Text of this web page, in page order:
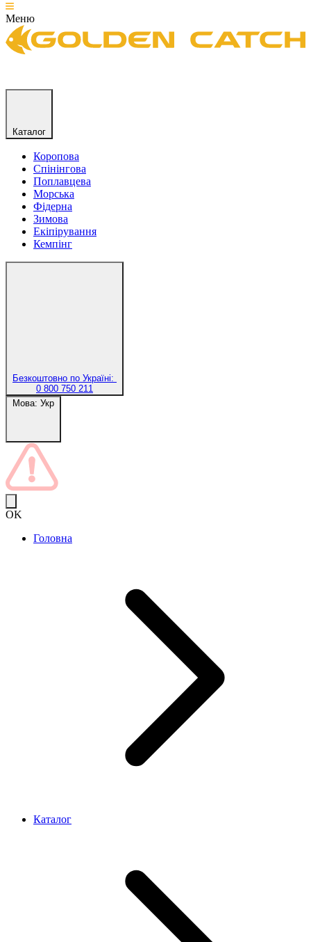
Меню
Каталог
Коропова
Спінінгова
Поплавцева
Морська
Фідерна
Зимова
Екіпірування
Кемпінг
Безкоштовно по Україні:
0 800 750 211
Мова: Укр
OK
Головна
Каталог